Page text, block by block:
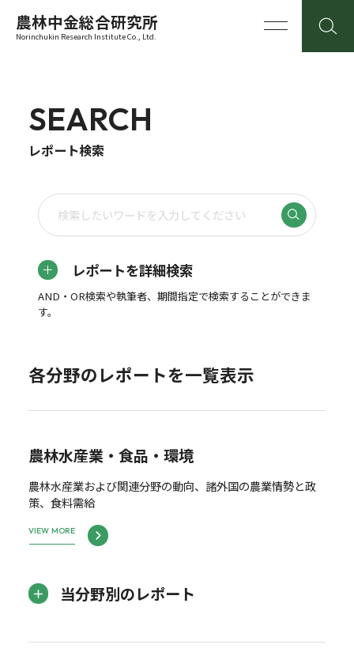
農林中金総合研究所
Norinchukin Research Institute Co., Ltd.
SEARCH
レポート検索
レポートを詳細検索
AND・OR検索や執筆者、期間指定で検索することができま
す。
各分野のレポートを一覧表示
農林水産業・食品・環境
農林水産業および関連分野の動向、諸外国の農業情勢と政
策、食料需給
VIEW MORE
当分野別のレポート